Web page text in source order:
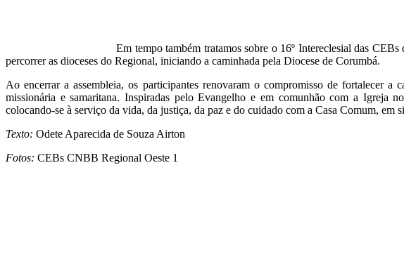
Em tempo também tratamos sobre o 16º Intereclesial das
percorrer as dioceses do Regional, iniciando a caminhada pela Diocese de Corumbá.
Ao encerrar a assembleia, os participantes renovaram o compromisso de fortalecer
missionária e samaritana. Inspiradas pelo Evangelho e em comunhão com a Igreja
colocando-se à serviço da vida, da justiça, da paz e do cuidado com a Casa Comum,
Texto: Odete Aparecida de Souza Airton
Fotos: CEBs CNBB Regional Oeste 1